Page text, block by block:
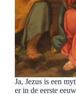
Ja, Jezus is een
er in de eerste